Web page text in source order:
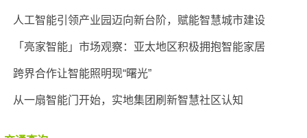
人工智能引领产业园迈向新台阶，赋能智慧城市建设
「亮家智能」市场观察：亚太地区积极拥抱智能家居
跨界合作让智能照明现“曙光”
从一扇智能门开始，实地集团刷新智慧社区认知